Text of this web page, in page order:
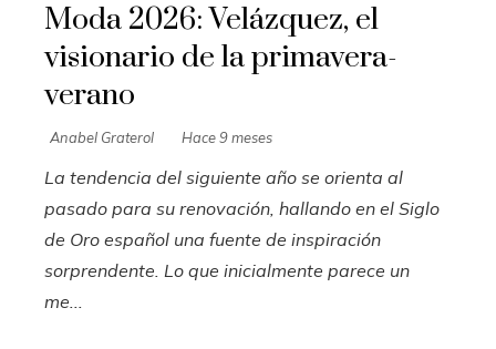
Moda 2026: Velázquez, el
visionario de la primavera-
verano
Anabel Graterol Hace 9 meses
La tendencia del siguiente año se orienta al
pasado para su renovación, hallando en el Siglo
de Oro español una fuente de inspiración
sorprendente. Lo que inicialmente parece un
me...